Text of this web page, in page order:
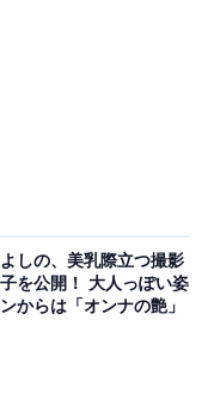
しの、美乳際立つ撮影
を公開！ 大人っぽい姿
からは「オンナの艶」